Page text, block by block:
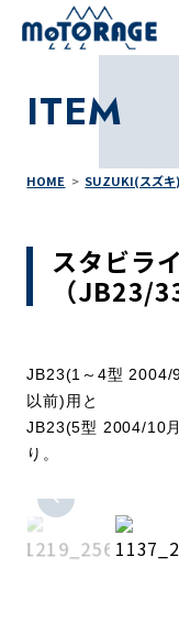
ITEM
HOME SUZUKI(スズキ)
スタビラ
（JB23/
JB23(1～4型 2004/
以前)用と
JB23(5型 2004/10
り。